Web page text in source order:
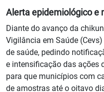
Alerta epidemiológico e
Diante do avanço da
Vigilância em Saúde
de saúde, pedindo
e intensificação das ações
para que municípios com
de amostras até o oitavo